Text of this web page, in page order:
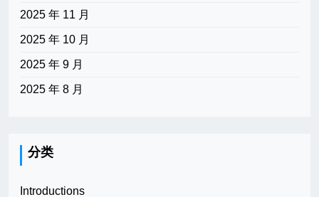
2025 年 11 月
2025 年 10 月
2025 年 9 月
2025 年 8 月
分类
Introductions